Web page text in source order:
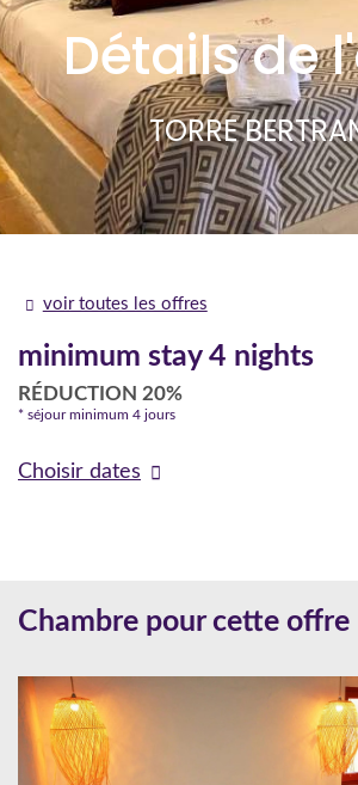
Détails de
TORRE
voir toutes les offres
minimum stay 4 nights
​​RÉDUCTION 20%
séjour minimum 4 jours
Choisir dates
Chambre pour cette offre